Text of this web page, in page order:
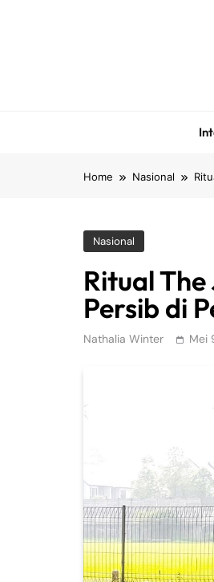
Home Nasional
Nasional
Ritual
Persib di
Nathalia Winter Mei